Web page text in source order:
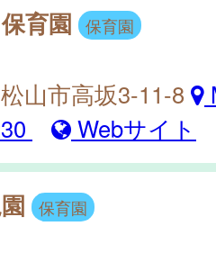
育園
保育園
山市高坂3-11-8
Webサイト
保育園